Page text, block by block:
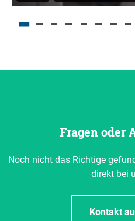
Fragen oder
Noch nicht das Richtige
direkt bei
Kontakt